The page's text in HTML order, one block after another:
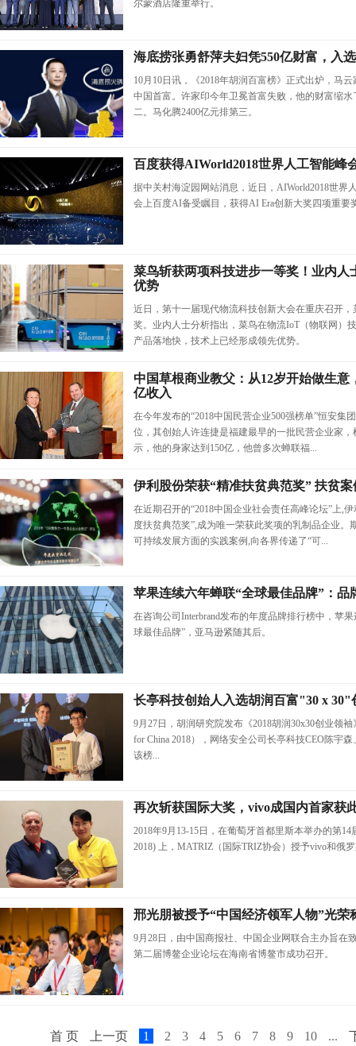
尔蒙酒店隆重举行。
海底捞张勇舒萍夫妇凭550亿财富，入
10月10日讯，《2018年胡润百富榜》正式出炉，马
中国首富。许家印今年卫冕首富失败，他的财富缩水
二。马化腾2400亿元排第三。
百度获得AIWorld2018世界人工智能峰
据中关村海淀园网站消息，近日，AIWorld2018世界
会上百度AI备受瞩目，获得AI Era创新大奖四项重要
菜鸟斩获两项科技进步一等奖！业内人
优势
近日，第十一届现代物流科技创新大会在重庆召开
奖。业内人士分析指出，菜鸟在物流IoT（物联网）
产品落地快，技术上已经形成领先优势。
中国草根商业教父：从12岁开始做生意
亿收入
在今年发布的“2018中国民营企业500强榜单”恒安集
位，其创始人许连捷是福建最早的一批民营企业家
示，他的身家达到150亿，他曾多次蝉联福...
伊利股份荣获“精准扶贫典范奖” 扶贫
在近期召开的“2018中国企业社会责任高峰论坛”上,
度扶贫典范奖”,成为唯一荣获此奖项的乳制品企业。
可持续发展方面的实践案例,向各界传递了“可...
苹果连续六年蝉联“全球最佳品牌”：品
在咨询公司Interbrand发布的年度品牌排行榜中，苹
球最佳品牌”，亚马逊紧随其后。
长亭科技创始人入选胡润百富"30 x 30"
9月27日，胡润研究院发布《2018胡润30x30创业领袖
for China 2018），网络安全公司长亭科技CEO陈宇
该榜...
再次斩获国际大奖，vivo成国内首家获
2018年9月13-15日，在葡萄牙首都里斯本举办的第14
2018) 上，MATRIZ（国际TRIZ协会）授予vivo和俄罗
邢光朋被授予“中国经济领军人物”光荣
9月28日，由中国商报社、中国企业网联合主办旨在
第二届博鳌企业论坛在海南省博鳌市成功召开。
首 页 上一页 1 2 3 4 5 6 7 8 9 10 ...